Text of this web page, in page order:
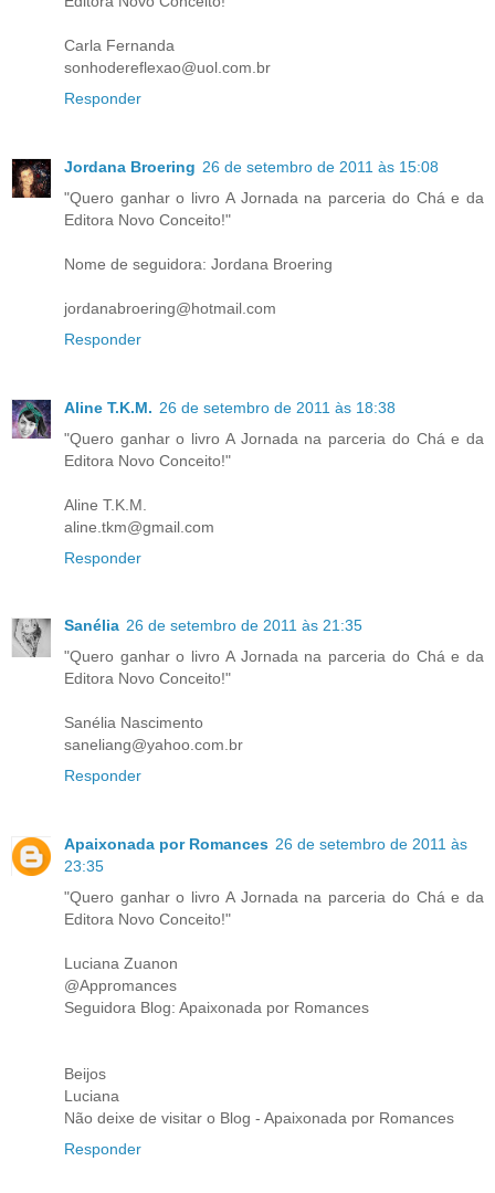
Carla Fernanda
sonhodereflexao@uol.com.br
Responder
Jordana Broering 26 de setembro de 2011 às 15:08
"Quero ganhar o livro A Jornada na parceria do Chá e da
Editora Novo Conceito!"
Nome de seguidora: Jordana Broering
jordanabroering@hotmail.com
Responder
Aline T.K.M. 26 de setembro de 2011 às 18:38
"Quero ganhar o livro A Jornada na parceria do Chá e da
Editora Novo Conceito!"
Aline T.K.M.
aline.tkm@gmail.com
Responder
Sanélia 26 de setembro de 2011 às 21:35
"Quero ganhar o livro A Jornada na parceria do Chá e da
Editora Novo Conceito!"
Sanélia Nascimento
saneliang@yahoo.com.br
Responder
Apaixonada por Romances 26 de setembro de 2011 às
23:35
"Quero ganhar o livro A Jornada na parceria do Chá e da
Editora Novo Conceito!"
Luciana Zuanon
@Appromances
Seguidora Blog: Apaixonada por Romances
Beijos
Luciana
Não deixe de visitar o Blog - Apaixonada por Romances
Responder